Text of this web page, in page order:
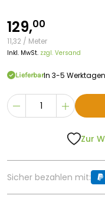
129,00
11,32 / Meter
Inkl. MwSt. zzgl. Versand
LieferbarIn 3-5
Zur
Sicher bezahlen mit: